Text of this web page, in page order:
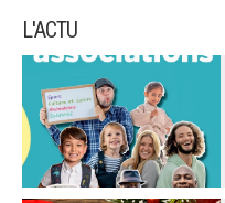
L'ACTU